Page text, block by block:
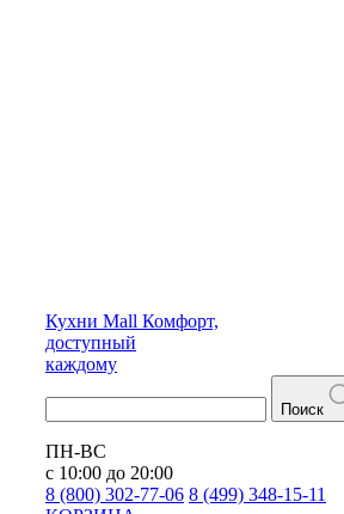
Кухни Mall Комфорт,
доступный
каждому
Поиск
ПН-ВС
с 10:00 до 20:00
8 (800) 302-77-06 8 (499) 348-15-11